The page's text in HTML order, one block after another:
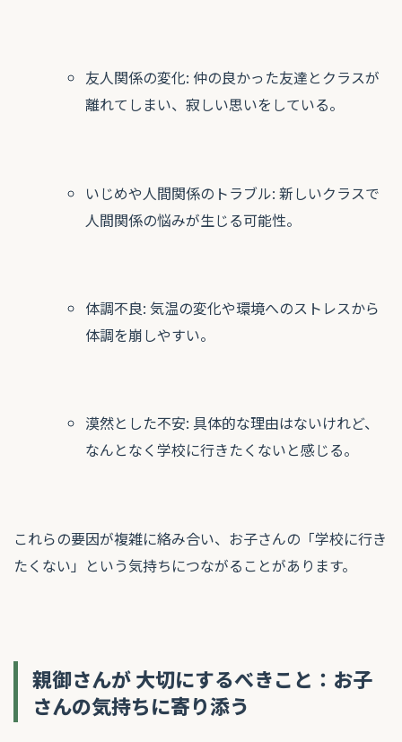
友人関係の変化: 仲の良かった友達とクラスが
離れてしまい、寂しい思いをしている。
いじめや人間関係のトラブル: 新しいクラスで
人間関係の悩みが生じる可能性。
体調不良: 気温の変化や環境へのストレスから
体調を崩しやすい。
漠然とした不安: 具体的な理由はないけれど、
なんとなく学校に行きたくないと感じる。
これらの要因が複雑に絡み合い、お子さんの「学校に行き
たくない」という気持ちにつながることがあります。
親御さんが 大切にするべきこと：お子
さんの気持ちに寄り添う